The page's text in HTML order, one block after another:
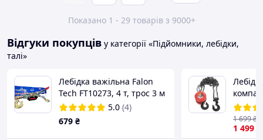
Показано 1 - 29 товарів з 9000+
Відгуки покупців у категорії «Підйомники, лебідки,
талі»
Лебідка важільна Falon
Tech FT10273, 4 т, трос 3 м
5.0 (4)
679 ₴
1 499
1 699₴